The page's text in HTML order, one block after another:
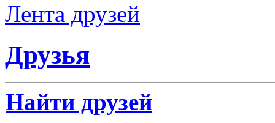
Лента друзей
Друзья
Найти друзей